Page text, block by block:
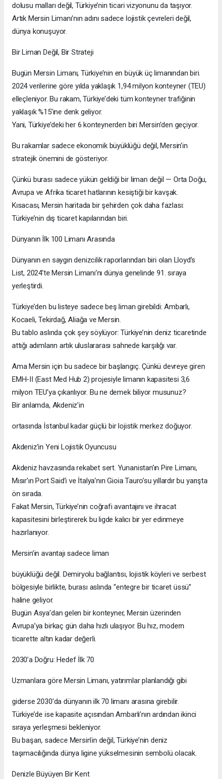
dolusu malları değil, Türkiye’nin ticari vizyonunu da taşıyor.
Artık Mersin Limanı’nın adını sadece lojistik çevreleri değil,
dünya konuşuyor.
Bir Liman Değil, Bir Strateji
Bugün Mersin Limanı, Türkiye’nin en büyük üç limanından biri.
2024 verilerine göre yılda yaklaşık 1,94 milyon konteyner (TEU)
elleçleniyor. Bu rakam, Türkiye’deki tüm konteyner trafiğinin
yaklaşık %15’ine denk geliyor.
Yani, Türkiye’deki her 6 konteynerden biri Mersin’den geçiyor.
Bu rakamlar sadece ekonomik büyüklüğü değil, Mersin’in
stratejik önemini de gösteriyor.
Çünkü burası sadece yükün geldiği bir liman değil — Orta Doğu,
Avrupa ve Afrika ticaret hatlarının kesiştiği bir kavşak.
Kısacası, Mersin haritada bir şehirden çok daha fazlası:
Türkiye’nin dış ticaret kapılarından biri.
Dünyanın İlk 100 Limanı Arasında
Dünyanın en saygın denizcilik raporlarından biri olan Lloyd’s
List, 2024’te Mersin Limanı’nı dünya genelinde 91. sıraya
yerleştirdi.
Türkiye’den bu listeye sadece beş liman girebildi: Ambarlı,
Kocaeli, Tekirdağ, Aliağa ve Mersin.
Bu tablo aslında çok şey söylüyor: Türkiye’nin deniz ticaretinde
attığı adımların artık uluslararası sahnede karşılığı var.
Ama Mersin için bu sadece bir başlangıç. Çünkü devreye giren
EMH-II (East Med Hub 2) projesiyle limanın kapasitesi 3,6
milyon TEU’ya çıkarılıyor. Bu ne demek biliyor musunuz?
Bir anlamda, Akdeniz’in
ortasında İstanbul kadar güçlü bir lojistik merkez doğuyor.
Akdeniz’in Yeni Lojistik Oyuncusu
Akdeniz havzasında rekabet sert. Yunanistan’ın Pire Limanı,
Mısır’ın Port Said’i ve İtalya’nın Gioia Tauro’su yıllardır bu yarışta
ön sırada.
Fakat Mersin, Türkiye’nin coğrafi avantajını ve ihracat
kapasitesini birleştirerek bu ligde kalıcı bir yer edinmeye
hazırlanıyor.
Mersin’in avantajı sadece liman
büyüklüğü değil. Demiryolu bağlantısı, lojistik köyleri ve serbest
bölgesiyle birlikte, burası aslında “entegre bir ticaret üssü”
haline geliyor.
Bugün Asya’dan gelen bir konteyner, Mersin üzerinden
Avrupa’ya birkaç gün daha hızlı ulaşıyor. Bu hız, modern
ticarette altın kadar değerli.
2030’a Doğru: Hedef İlk 70
Uzmanlara göre Mersin Limanı, yatırımlar planlandığı gibi
giderse 2030’da dünyanın ilk 70 limanı arasına girebilir.
Türkiye’de ise kapasite açısından Ambarlı’nın ardından ikinci
sıraya yerleşmesi bekleniyor.
Bu başarı, sadece Mersin’in değil, Türkiye’nin deniz
taşımacılığında dünya ligine yükselmesinin sembolü olacak.
Denizle Büyüyen Bir Kent